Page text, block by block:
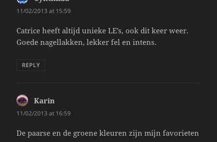
11/02/2013 at 15:59
Catrice heeft altijd unieke LE’s, ook dit keer weer.
Goede nagellakken, lekker fel en intens.
REPLY
Karin
11/02/2013 at 16:59
De paarse en de groene kleuren zijn mijn favorieten